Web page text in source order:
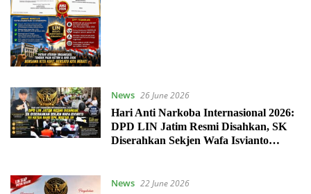
News 26 June 2026
Hari Anti Narkoba Internasional 2026:
DPD LIN Jatim Resmi Disahkan, SK
Diserahkan Sekjen Wafa Isvianto
News 22 June 2026